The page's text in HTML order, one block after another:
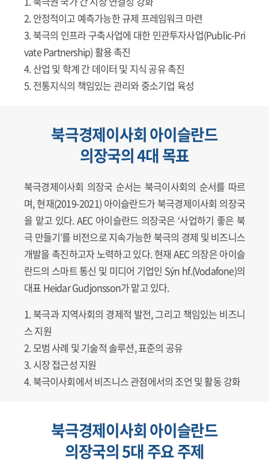
안정적이고 예측가능한 규제 프레임워크 마련
북극의 인프라 구축사업에 대한 민관투자사업(Public-Pri
vate Partnership) 활용 촉진
산업 및 학계 간 데이터 및 지식 공유 촉진
전통지식의 책임있는 관리와 중소기업 육성
북극경제이사회 아이슬란드
의장국의 4대 목표
북극경제이사회 의장국 순서는 북극이사회의 순서를 따르
며, 현재(2019-2021) 아이슬란드가 북극경제이사회 의장국
을 맡고 있다. AEC 아이슬란드 의장국은 ‘사업하기 좋은 북
극 만들기’를 비전으로 지속가능한 북극의 경제 및 비즈니스
개발을 촉진하고자 노력하고 있다. 현재 AEC 의장은 아이슬
란드의 스마트 통신 및 미디어 기업인 Sýn hf.(Vodafone)의
대표 Heidar Gudjonsson가 맡고 있다.
북극과 지역사회의 경제적 발전, 그리고 책임있는 비즈니
스 지원
모범 사례 및 기술적 솔루션, 표준의 공유
시장 접근성 지원
북극이사회에서 비즈니스 관점에서의 조언 및 활동 강화
북극경제이사회 아이슬란드
의장국의 5대 주요 주제